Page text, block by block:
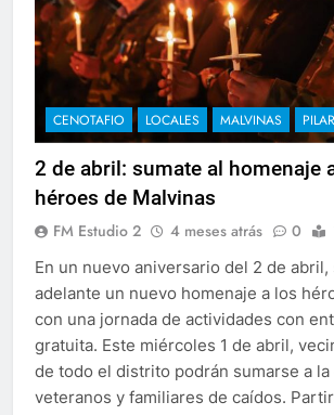
CENOTAFIO LOCALES MALVINAS PILAR
2 de abril: sumate al homenaje
héroes de Malvinas
FM Estudio 2 4 meses atrás 0
En un nuevo aniversario del 2 de abril,
adelante un nuevo homenaje a los
con una jornada de actividades con
gratuita. Este miércoles 1 de abril,
de todo el distrito podrán sumarse a la
veteranos y familiares de caídos.